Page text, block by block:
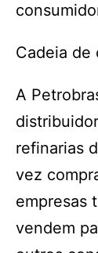
Cadeia de
A
refinarias
vez
empresas
vendem